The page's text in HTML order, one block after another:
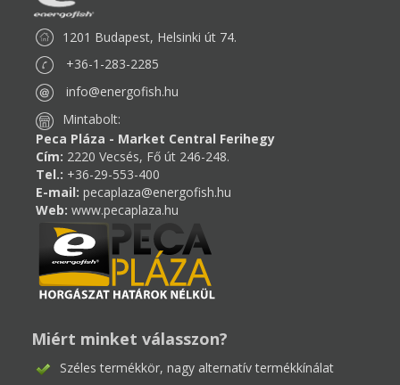
1201 Budapest, Helsinki út 74.
+36-1-283-2285
info@energofish.hu
Mintabolt:
Peca Pláza - Market Central Ferihegy
Cím: 2220 Vecsés, Fő út 246-248.
Tel.: +36-29-553-400
E-mail: pecaplaza@energofish.hu
Web: www.pecaplaza.hu
Miért minket válasszon?
Széles termékkör, nagy alternatív termékkínálat